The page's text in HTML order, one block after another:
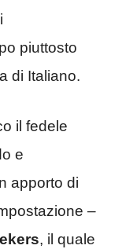
piuttosto
di Italiano.
il fedele
e
apporto di
–
, il quale